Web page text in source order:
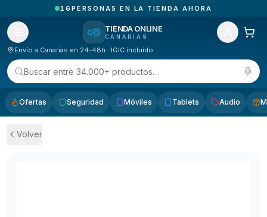
PEDIDOS ENTREGADOS HOY EN CANARIAS
TIENDA ONLINE
CANARIAS
Envío a Canarias en 24-48h · IGIC incluido
Buscar entre 34.000+ productos…
Ofertas Seguridad Móviles Tablets Audio
Volver